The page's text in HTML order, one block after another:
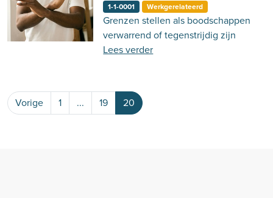
1-1-0001 Werkgerelateerd
Grenzen stellen als boodschappen
verwarrend of tegenstrijdig zijn
Lees verder
Vorige 1 ... 19 20